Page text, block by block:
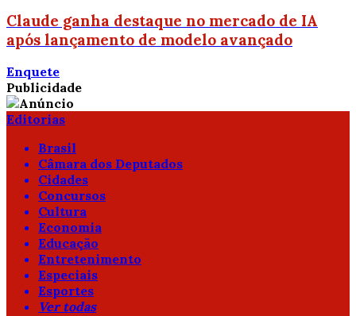
Claude ganha destaque no mercado de IA
após lançamento de modelo avançado
Enquete
Publicidade
Editorias
Brasil
Câmara dos Deputados
Cidades
Concursos
Cultura
Economia
Educação
Entretenimento
Especiais
Esportes
Ver todas